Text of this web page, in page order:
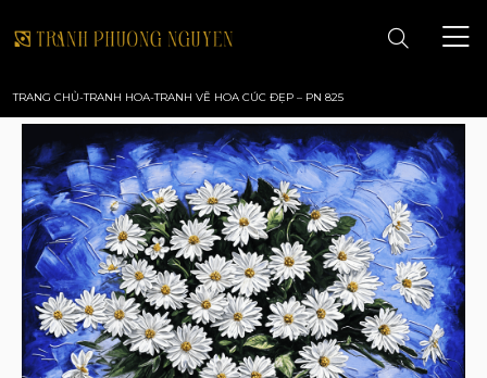
TRANG CHỦ
GIỚI THIỆU
TRANH PHONG CẢNH
TRANH PHONG THỦY
TRANG CHỦ-TRANH HOA-TRANH VẼ HOA CÚC ĐẸP – PN 825